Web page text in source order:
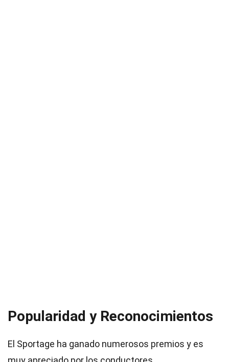
Popularidad y Reconocimientos
El Sportage ha ganado numerosos premios y es